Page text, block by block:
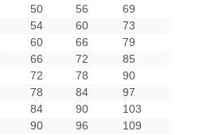
50 56
69
54 60
73
60 66
79
66 72
85
72 78
90
78 84
97
84 90
103
90 96
109